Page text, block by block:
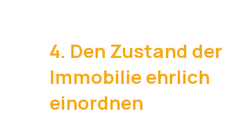
4. Den Zustand der
Immobilie ehrlich
einordnen